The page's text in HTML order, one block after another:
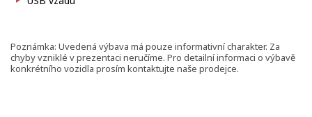
Poznámka: Uvedená výbava má pouze informativní charakter. Za
chyby vzniklé v prezentaci neručíme. Pro detailní informaci o výbavě
konkrétního vozidla prosím kontaktujte naše prodejce.